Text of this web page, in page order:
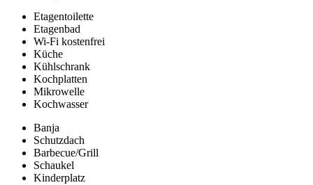
Etagentoilette
Etagenbad
Wi-Fi kostenfrei
Küche
Kühlschrank
Kochplatten
Mikrowelle
Kochwasser
Banja
Schutzdach
Barbecue/Grill
Schaukel
Kinderplatz